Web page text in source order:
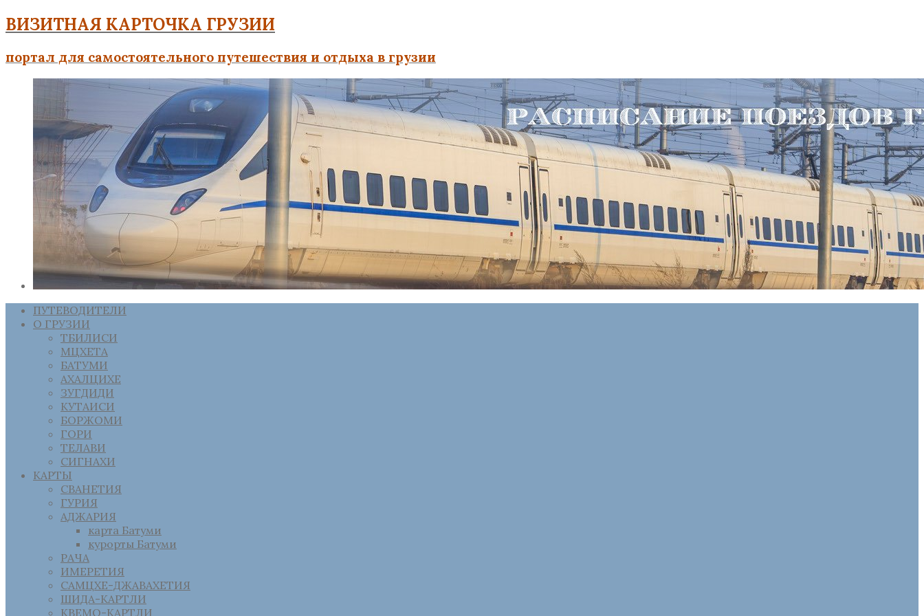
ВИЗИТНАЯ КАРТОЧКА ГРУЗИИ
портал для самостоятельного путешествия и отдыха в грузии
ПУТЕВОДИТЕЛИ
О ГРУЗИИ
ТБИЛИСИ
МЦХЕТА
БАТУМИ
АХАЛЦИХЕ
ЗУГДИДИ
КУТАИСИ
БОРЖОМИ
ГОРИ
ТЕЛАВИ
СИГНАХИ
КАРТЫ
СВАНЕТИЯ
ГУРИЯ
АДЖАРИЯ
карта Батуми
курорты Батуми
РАЧА
ИМЕРЕТИЯ
САМЦХЕ-ДЖАВАХЕТИЯ
ШИДА-КАРТЛИ
КВЕМО-КАРТЛИ